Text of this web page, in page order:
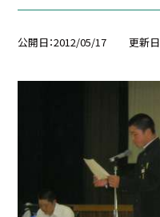
公開日 2012/05/17 更新日